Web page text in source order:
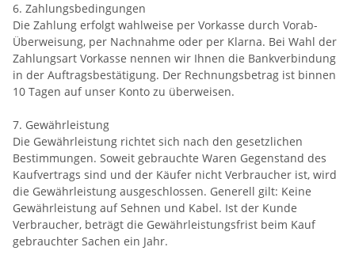
6. Zahlungsbedingungen
Die Zahlung erfolgt wahlweise per Vorkasse durch Vorab-
Überweisung, per Nachnahme oder per Klarna. Bei Wahl der
Zahlungsart Vorkasse nennen wir Ihnen die Bankverbindung
in der Auftragsbestätigung. Der Rechnungsbetrag ist binnen
10 Tagen auf unser Konto zu überweisen.
7. Gewährleistung
Die Gewährleistung richtet sich nach den gesetzlichen
Bestimmungen. Soweit gebrauchte Waren Gegenstand des
Kaufvertrags sind und der Käufer nicht Verbraucher ist, wird
die Gewährleistung ausgeschlossen. Generell gilt: Keine
Gewährleistung auf Sehnen und Kabel. Ist der Kunde
Verbraucher, beträgt die Gewährleistungsfrist beim Kauf
gebrauchter Sachen ein Jahr.